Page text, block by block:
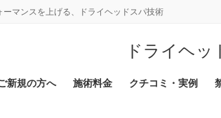
ーマンスを上げる、ドライヘッドスパ技術
ドライヘッ
新規の方へ 施術料金 クチコミ・実例